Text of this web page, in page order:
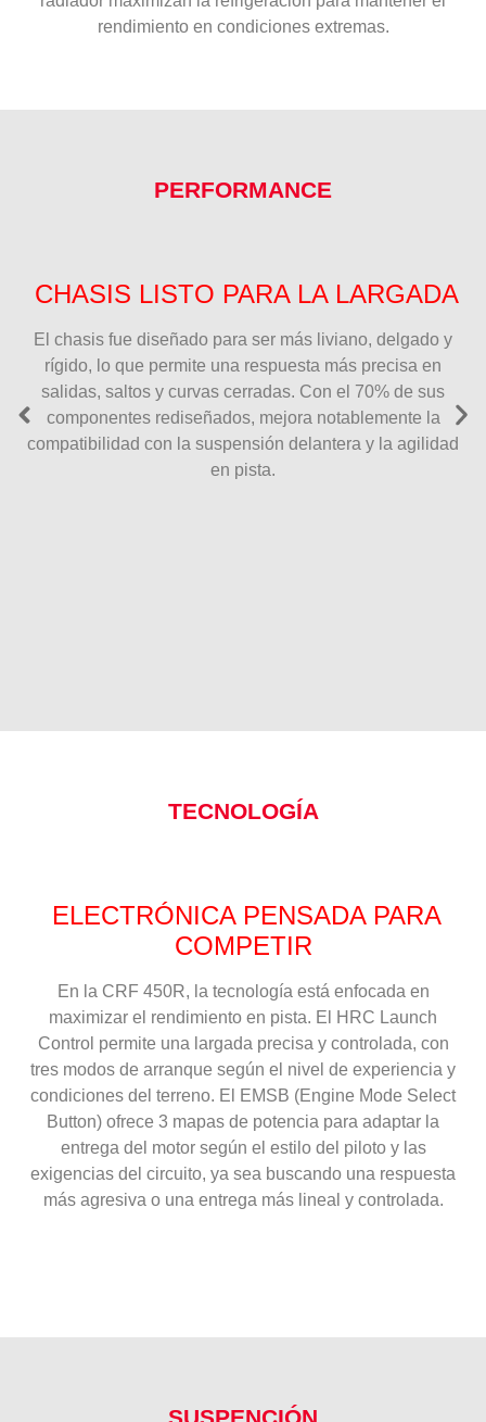
rendimiento en condiciones extremas.
PERFORMANCE
CHASIS LISTO PARA LA LARGADA
El chasis fue diseñado para ser más liviano, delgado y
rígido, lo que permite una respuesta más precisa en
salidas, saltos y curvas cerradas. Con el 70% de sus
componentes rediseñados, mejora notablemente la
compatibilidad con la suspensión delantera y la agilidad
en pista.
TECNOLOGÍA
ELECTRÓNICA PENSADA PARA
COMPETIR
En la CRF 450R, la tecnología está enfocada en
maximizar el rendimiento en pista. El HRC Launch
Control permite una largada precisa y controlada, con
tres modos de arranque según el nivel de experiencia y
condiciones del terreno. El EMSB (Engine Mode Select
Button) ofrece 3 mapas de potencia para adaptar la
entrega del motor según el estilo del piloto y las
exigencias del circuito, ya sea buscando una respuesta
más agresiva o una entrega más lineal y controlada.